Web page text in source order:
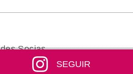
Socias
SEGUIR